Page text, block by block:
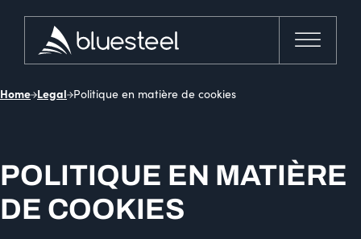
Home Legal Politique en matière de cookies
POLITIQUE EN MATIÈRE
DE COOKIES